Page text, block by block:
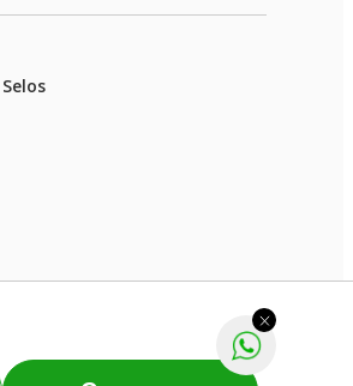
Selos
S. A. CNPJ: 43.708.379/0001-